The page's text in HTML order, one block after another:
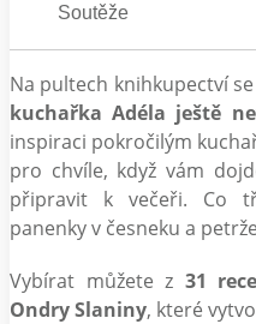
Soutěže
Na pultech knihkupectví
kuchařka Adéla ještě
inspiraci pokročilým
pro chvíle, když vám
připravit k večeři. Co
panenky v česneku a
Vybírat můžete z 31
Ondry Slaniny, které